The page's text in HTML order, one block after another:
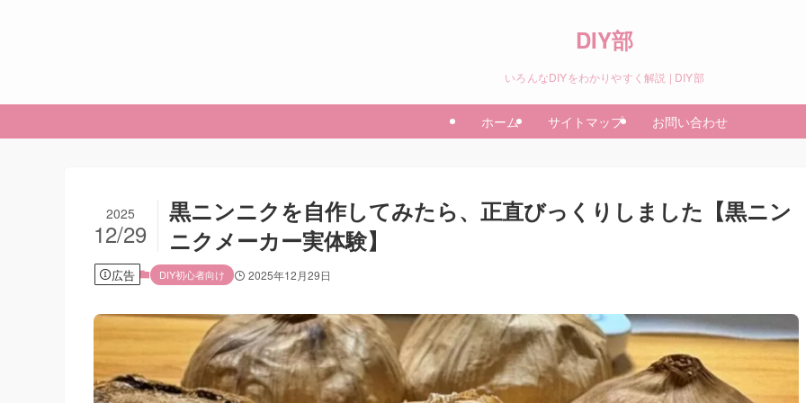
DIY部
いろんなDIYをわかりやすく解説 | DIY部
ホーム サイトマップ お問い合わせ
黒ニンニクを自作してみたら、正直びっくりしました【黒ニン
ニクメーカー実体験】
2025
12/29
広告 DIY初心者向け 2025年12月29日